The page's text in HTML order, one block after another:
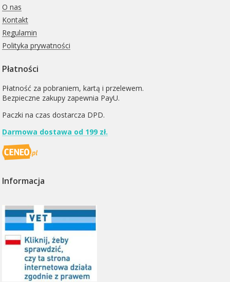
O nas
Kontakt
Regulamin
Polityka prywatności
Płatności
Płatność za pobraniem, kartą i przelewem.
Bezpieczne zakupy zapewnia PayU.
Paczki na czas dostarcza DPD.
Darmowa dostawa od 199 zł.
Informacja